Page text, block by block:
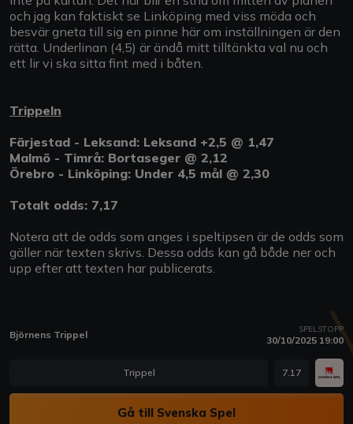
och jag kan faktiskt se Linköping med viss möda och
besvär gneta till sig en pinne här om inställningen är den
rätta. Underlinan (4,5) är ändå mitt tilltänkta val nu och
ett lir vi ska sitta fint med i båten.
Trippeln
Färjestad - Leksand: Leksand +2,5 @ 1,47
Malmö - Timrå: Bortaseger @ 2,12
Örebro - Linköping: Under 4,5 mål @ 2,30
Totalt odds: 7,17
Notera att de odds som anges i speltipsen är de odds som
gäller när texten skrivs. Dessa odds kan gå både ner och
upp efter att texten har publicerats.
Björnens Trippel SPELSTOPP
30/10/2025 19:00
Trippel 7.17
Gå till Svenska Spel